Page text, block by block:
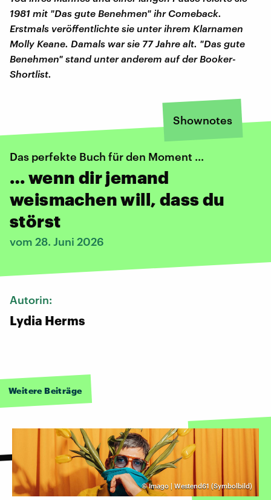
1981 mit "Das gute Benehmen" ihr Comeback.
Erstmals veröffentlichte sie unter ihrem Klarnamen
Molly Keane. Damals war sie 77 Jahre alt. "Das gute
Benehmen" stand unter anderem auf der Booker-
Shortlist.
Shownotes
Das perfekte Buch für den Moment ...
… wenn dir jemand
weismachen will, dass du
störst
vom 28. Juni 2026
Autorin:
Lydia Herms
Weitere Beiträge
©Imago | Westend61 (Symbolbild)